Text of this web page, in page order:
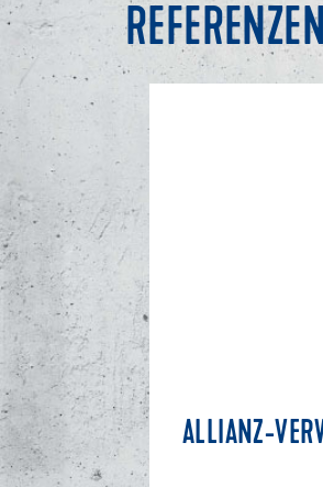
REFERENZEN
ALLIANZ-